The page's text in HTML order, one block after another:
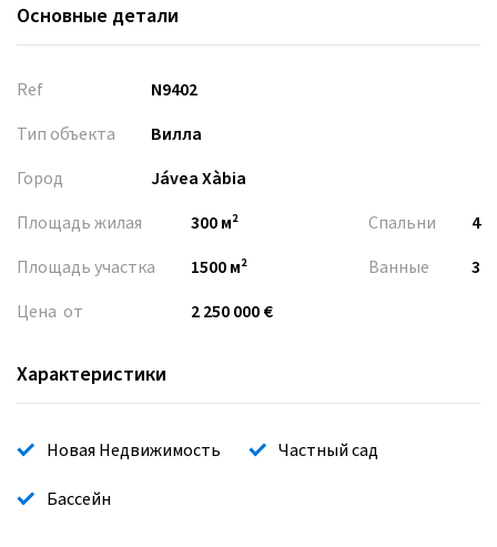
Основные детали
Ref
N9402
Тип объекта
Вилла
Город
Jávea Xàbia
Площадь жилая
300 м²
Площадь участка
1500 м²
Цена от
2 250 000 €
Спальни
4
Ванные
3
Характеристики
Новая Недвижимость
Частный сад
Бассейн